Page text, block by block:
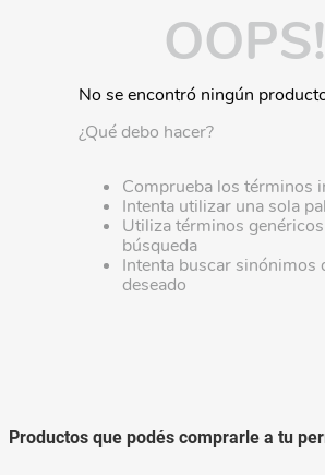
OOPS!
No se encontró ningún
¿Qué debo hacer?
Comprueba los términos
Intenta utilizar una sola
Utiliza términos
búsqueda
Intenta buscar sinónimos
deseado
Productos que podés comprarle a tu